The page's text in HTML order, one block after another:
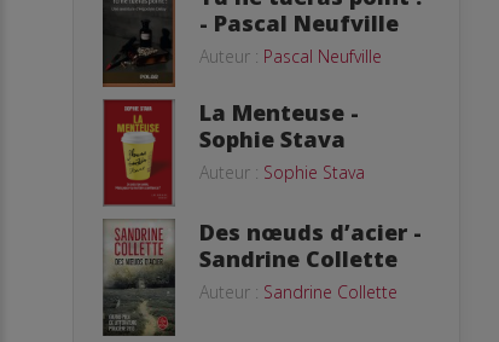
- Pascal Neufville
Auteur : Pascal Neufville
La Menteuse -
Sophie Stava
Auteur : Sophie Stava
Des nœuds d’acier -
Sandrine Collette
Auteur : Sandrine Collette